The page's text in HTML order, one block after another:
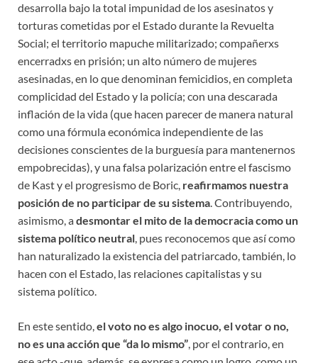
desarrolla bajo la total impunidad de los asesinatos y
torturas cometidas por el Estado durante la Revuelta
Social; el territorio mapuche militarizado; compañerxs
encerradxs en prisión; un alto número de mujeres
asesinadas, en lo que denominan femicidios, en completa
complicidad del Estado y la policía; con una descarada
inflación de la vida (que hacen parecer de manera natural
como una fórmula económica independiente de las
decisiones conscientes de la burguesía para mantenernos
empobrecidas), y una falsa polarización entre el fascismo
de Kast y el progresismo de Boric, reafirmamos nuestra
posición de no participar de su sistema. Contribuyendo,
asimismo, adesmontar el mito de la democracia como un
sistema político neutral, pues reconocemos que así como
han naturalizado la existencia del patriarcado, también, lo
hacen con el Estado, las relaciones capitalistas y su
sistema político.
En este sentido,el voto no es algo inocuo, el votar o no,
no es una acción que “da lo mismo”, por el contrario, en